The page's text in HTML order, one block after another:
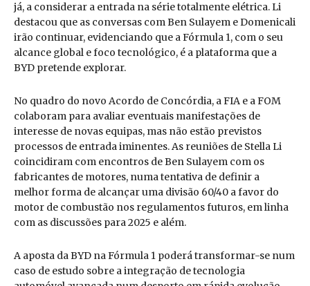
já, a considerar a entrada na série totalmente elétrica. Li
destacou que as conversas com Ben Sulayem e Domenicali
irão continuar, evidenciando que a Fórmula 1, com o seu
alcance global e foco tecnológico, é a plataforma que a
BYD pretende explorar.
No quadro do novo Acordo de Concórdia, a FIA e a FOM
colaboram para avaliar eventuais manifestações de
interesse de novas equipas, mas não estão previstos
processos de entrada iminentes. As reuniões de Stella Li
coincidiram com encontros de Ben Sulayem com os
fabricantes de motores, numa tentativa de definir a
melhor forma de alcançar uma divisão 60/40 a favor do
motor de combustão nos regulamentos futuros, em linha
com as discussões para 2025 e além.
A aposta da BYD na Fórmula 1 poderá transformar-se num
caso de estudo sobre a integração de tecnologia